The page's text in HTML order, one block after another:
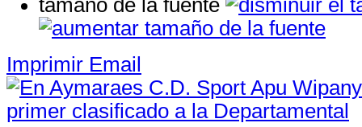
tamaño de la fuente
Imprimir Email